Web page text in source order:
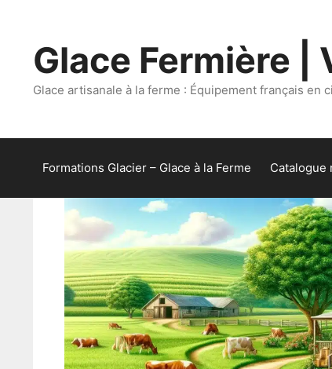
contenuGlace Fermière
Glace artisanale à la ferme : Équipement français en
Formations Glacier – Glace à la Ferme Catalogue